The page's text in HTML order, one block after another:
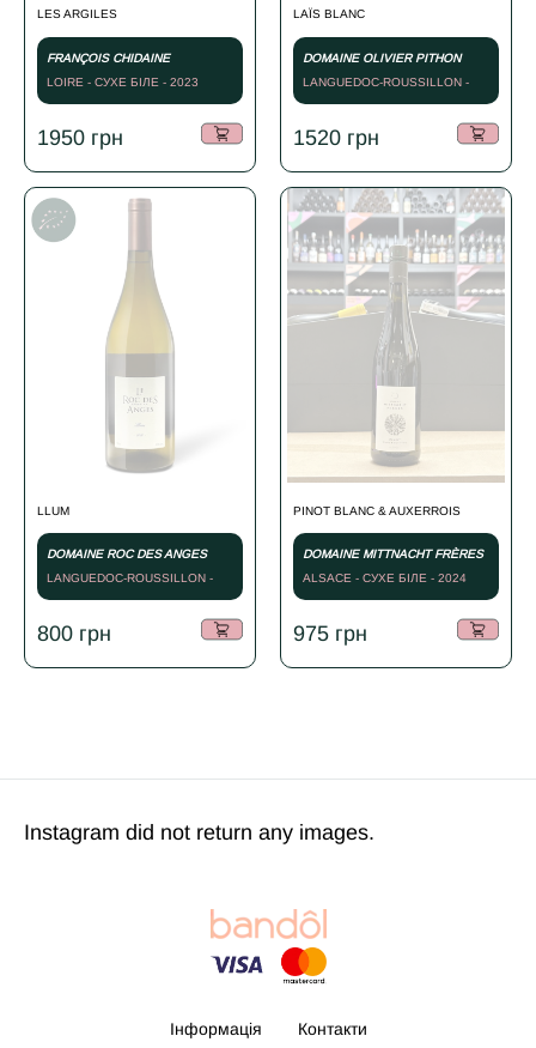
LES ARGILES
FRANÇOIS CHIDAINE
LOIRE - СУХЕ БІЛЕ - 2023
1950 грн
LAЇS BLANC
DOMAINE OLIVIER PITHON
LANGUEDOC-ROUSSILLON -
СУХЕ БІЛЕ - 2023
1520 грн
LLUM
DOMAINE ROC DES ANGES
LANGUEDOC-ROUSSILLON -
2020
800 грн
PINOT BLANC & AUXERROIS
DOMAINE MITTNACHT FRÈRES
ALSACE - СУХЕ БІЛЕ - 2024
975 грн
Instagram did not return any images.
Інформація Контакти